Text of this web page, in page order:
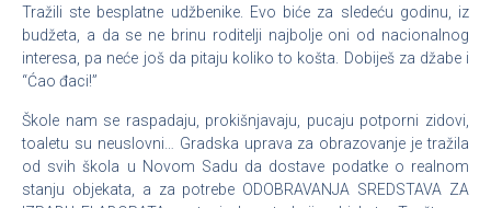
Tražili ste besplatne udžbenike. Evo biće za sledeću godinu, iz
budžeta, a da se ne brinu roditelji najbolje oni od nacionalnog
interesa, pa neće još da pitaju koliko to košta. Dobiješ za džabe i
“Ćao đaci!”
Škole nam se raspadaju, prokišnjavaju, pucaju potporni zidovi,
toaletu su neuslovni… Gradska uprava za obrazovanje je tražila
od svih škola u Novom Sadu da dostave podatke o realnom
stanju objekata, a za potrebe ODOBRAVANJA SREDSTAVA ZA